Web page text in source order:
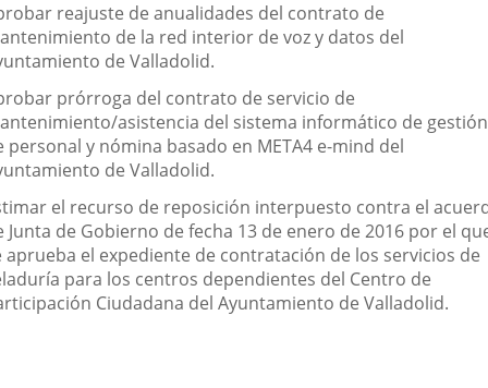
reajuste de anualidades del contrato de
de la red interior de voz y datos del
de Valladolid.
prórroga del contrato de servicio de
asistencia del sistema informático de gestión
personal y nómina basado en META4 e-mind del
de Valladolid.
el recurso de reposición interpuesto contra el
Junta de Gobierno de fecha 13 de enero de 2016 por el
aprueba el expediente de contratación de los servicios de
para los centros dependientes del Centro de
Ciudadana del Ayuntamiento de Valladolid.